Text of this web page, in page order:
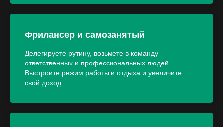
Фрилансер и самозанятый
Делегируете рутину, возьмете в команду
ответственных и профессиональных людей.
Выстроите режим работы и отдыха и увеличите
свой доход